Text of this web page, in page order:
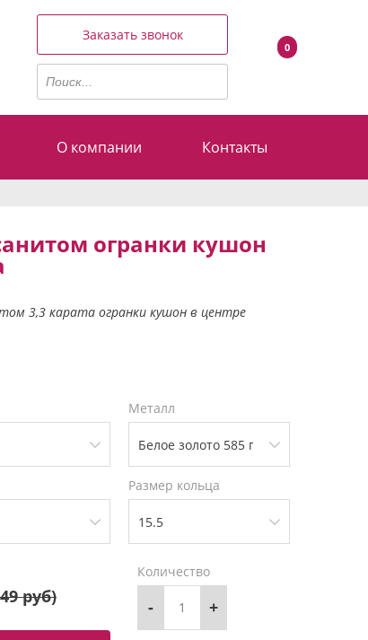
Заказать звонок
0
О компании Контакты
огранки кушон
3,3 карата огранки кушон в центре
Металл
Размер кольца
руб)
Количество
- +